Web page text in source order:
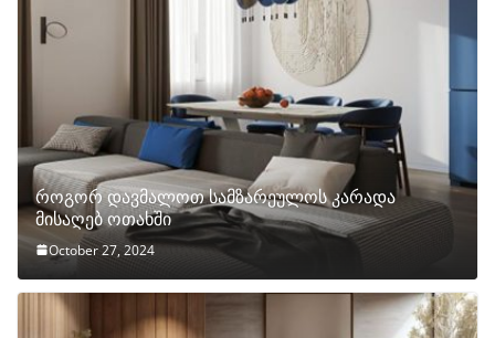
როგორ დავმალოთ სამზარეულოს კარადა
მისაღებ ოთახში
October 27, 2024